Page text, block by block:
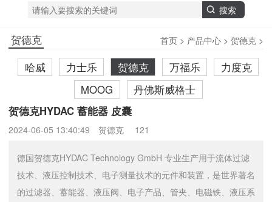
贺德克 首页 > 产品中心 > 贺德克 >
哈威 力士乐 贺德克 万福乐
力度克
MOOG
丹佛斯威格士
贺德克HYDAC 蓄能器 皮囊
2024-06-05 13:40:49 贺德克 121
德国贺德克HYDAC Technology GmbH 专业生产用于流体过滤
技术、液压控制技术、电子测量技术的元件和装置，是世界著名
的过滤器、蓄能器、液压阀、电子产品、管夹、电磁铁、液压系